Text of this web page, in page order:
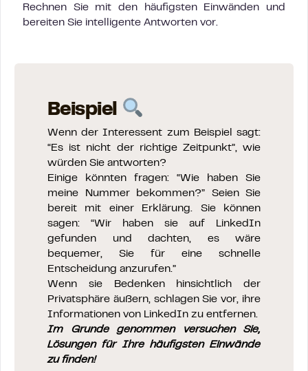
Rechnen Sie mit den häufigsten Einwänden und
bereiten Sie intelligente Antworten vor.
Beispiel
Wenn der Interessent zum Beispiel sagt:
“Es ist nicht der richtige Zeitpunkt”, wie
würden Sie antworten?
Einige könnten fragen: “Wie haben Sie
meine Nummer bekommen?” Seien Sie
bereit mit einer Erklärung. Sie können
sagen: “Wir haben sie auf LinkedIn
gefunden und dachten, es wäre
bequemer, Sie für eine schnelle
Entscheidung anzurufen.”
Wenn sie Bedenken hinsichtlich der
Privatsphäre äußern, schlagen Sie vor, ihre
Informationen von LinkedIn zu entfernen.
Im Grunde genommen versuchen Sie,
Lösungen für Ihre häufigsten Einwände
zu finden!